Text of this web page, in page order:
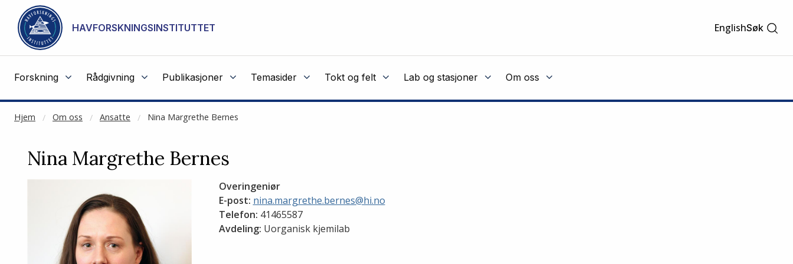
Gå til hovedinnhold
HAVFORSKNINGSINSTITUTTET EnglishSøk
Forskning Rådgivning Publikasjoner Temasider Tokt og felt Lab og stasjoner Om oss
Hjem Om oss Ansatte Nina Margrethe Bernes
NOT CACHED
Nina Margrethe Bernes
Overingeniør
E-post: nina.margrethe.bernes@hi.no
Telefon: 41465587
Avdeling: Uorganisk kjemilab